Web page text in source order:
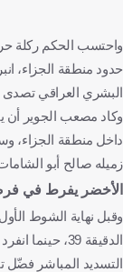
حدود منطقة الجزاء،
البشري العراقي تصدى
داخل منطقة الجزاء،
زميله صالح أبو
الأخضر يفرط في
وقبل نهاية الشوط
الدقيقة 39،
التسديد المباشر فضّل